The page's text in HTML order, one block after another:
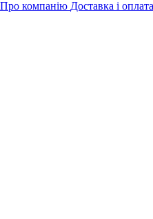
Про компанію Доставка і оплата